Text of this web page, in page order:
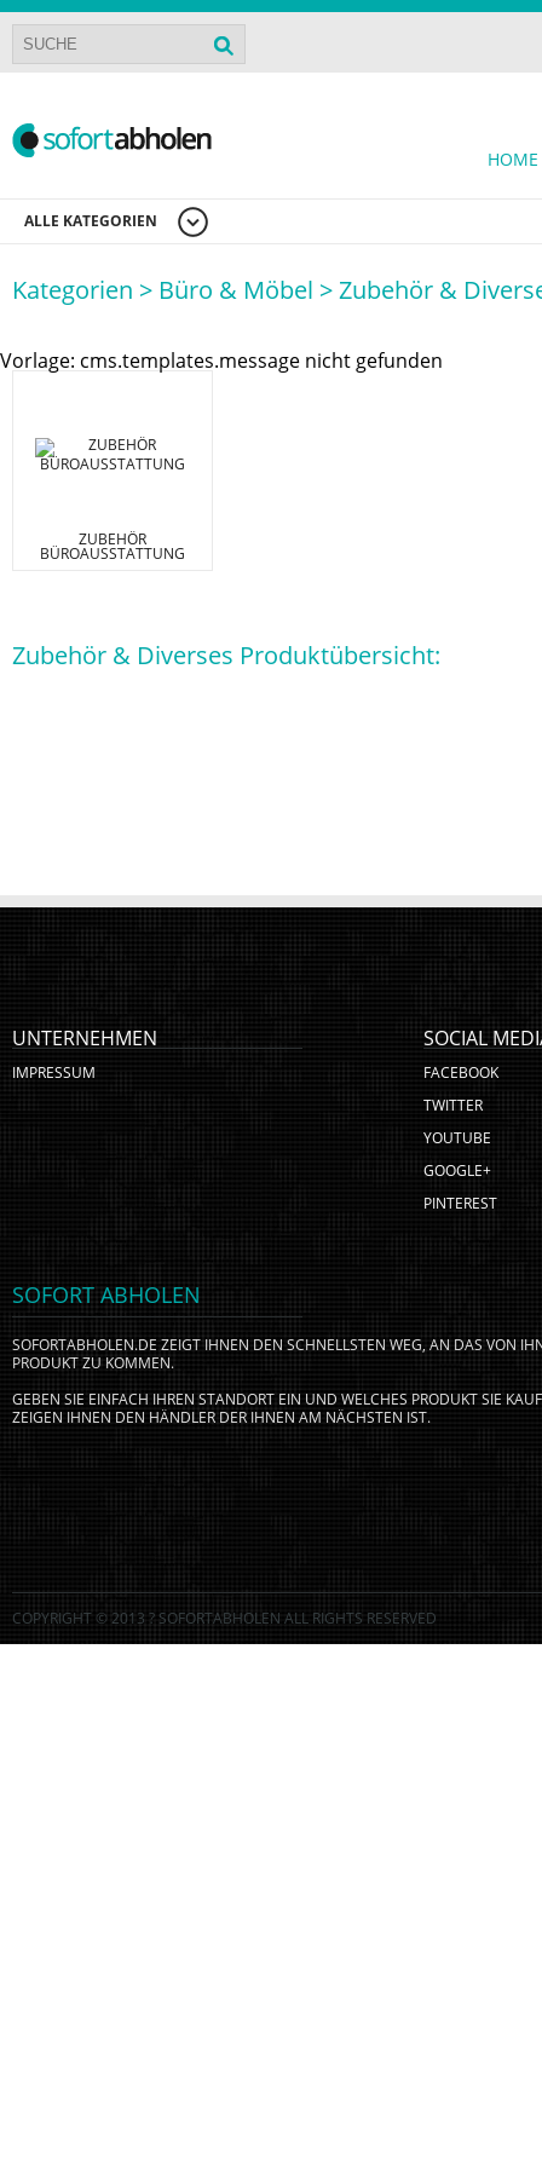
HOME
ALLE KATEGORIEN
Kategorien > Büro & Möbel >Zubehör &
Vorlage: cms.templates.message nicht gefunden
ZUBEHÖR
BÜROAUSSTATTUNG
Zubehör & Diverses Produktübersicht:
UNTERNEHMEN
IMPRESSUM
SOCIAL
FACEBOOK
TWITTER
YOUTUBE
GOOGLE+
PINTEREST
SOFORT ABHOLEN
SOFORTABHOLEN.DE ZEIGT IHNEN DEN SCHNELLSTEN WEG, AN DAS VON
PRODUKT ZU KOMMEN.
GEBEN SIE EINFACH IHREN STANDORT EIN UND WELCHES PRODUKT SIE
ZEIGEN IHNEN DEN HÄNDLER DER IHNEN AM NÄCHSTEN IST.
COPYRIGHT © 2013 ? SOFORTABHOLEN ALL RIGHTS RESERVED